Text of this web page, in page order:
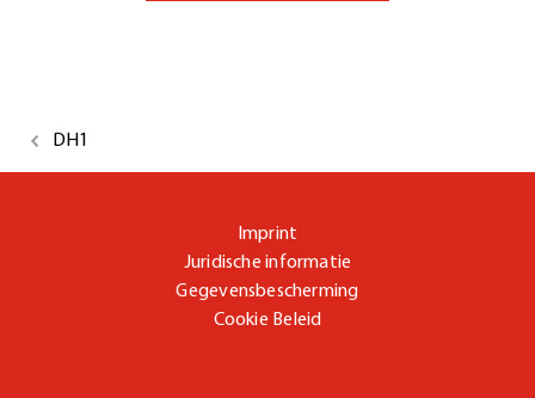
DH1
Imprint
Juridische informatie
Gegevensbescherming
Cookie Beleid